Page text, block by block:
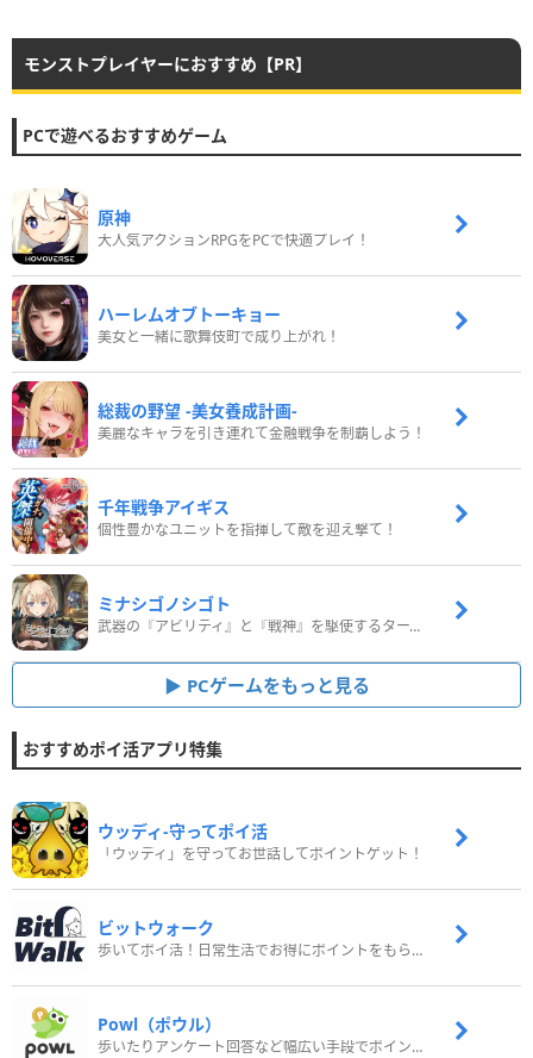
モンストプレイヤーにおすすめ【PR】
PCで遊べるおすすめゲーム
原神
大人気アクションRPGをPCで快適プレイ！
ハーレムオブトーキョー
美女と一緒に歌舞伎町で成り上がれ！
総裁の野望 -美女養成計画-
美麗なキャラを引き連れて金融戦争を制覇しよう！
千年戦争アイギス
個性豊かなユニットを指揮して敵を迎え撃て！
ミナシゴノシゴト
武器の『アビリティ』と『戦神』を駆使するターン制コマンドバトルRPG！
PCゲームをもっと見る
おすすめポイ活アプリ特集
ウッディ‐守ってポイ活
「ウッディ」を守ってお世話してポイントゲット！
ビットウォーク
歩いてポイ活！日常生活でお得にポイントをもらおう
Powl（ポウル）
歩いたりアンケート回答など幅広い手段でポイントをゲット